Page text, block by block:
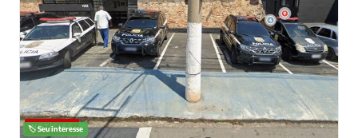
NOTÍCIAS
🏷️ Seu interesse